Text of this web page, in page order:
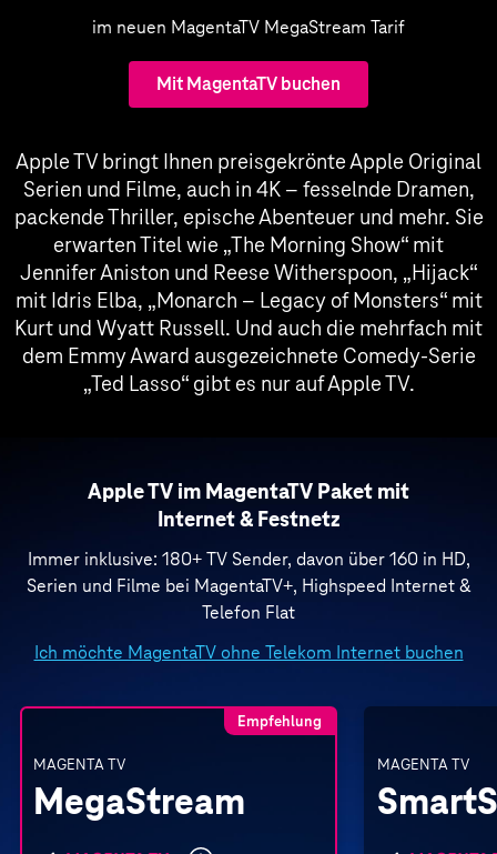
im neuen MagentaTV MegaStream Tarif
Mit MagentaTV buchen
Apple TV bringt Ihnen preisgekrönte Apple Original
Serien und Filme, auch in 4K – fesselnde Dramen,
packende Thriller, epische Abenteuer und mehr. Sie
erwarten Titel wie „The Morning Show“ mit
Jennifer Aniston und Reese Witherspoon, „Hijack“
mit Idris Elba, „Monarch – Legacy of Monsters“ mit
Kurt und Wyatt Russell. Und auch die mehrfach mit
dem Emmy Award ausgezeichnete Comedy-Serie
„Ted Lasso“ gibt es nur auf Apple TV.
Apple TV im MagentaTV Paket mit
Internet & Festnetz
Immer inklusive: 180+ TV Sender, davon über 160 in HD,
Serien und Filme bei MagentaTV+, Highspeed Internet &
Telefon Flat
Ich möchte MagentaTV ohne Telekom Internet buchen
MAGENTA TV
Mega­Stream
Empfehlung
MAGENTA TV